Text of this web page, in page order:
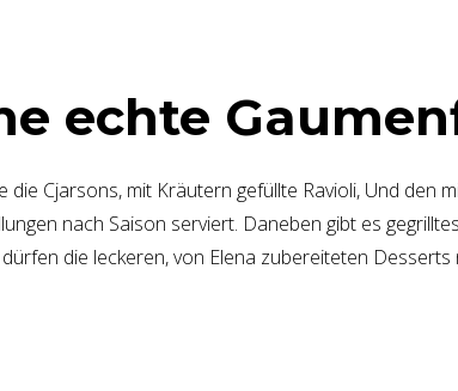
echte
Cjarsons, mit Kräutern gefüllte Ravioli, Und den
nach Saison serviert. Daneben gibt es
dürfen die leckeren, von Elena zubereiteten Desserts